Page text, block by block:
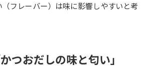
集
国際・グローバルに強い大学特
フレーバー）は味に影響しやすいと考
つおだしの味と匂い」